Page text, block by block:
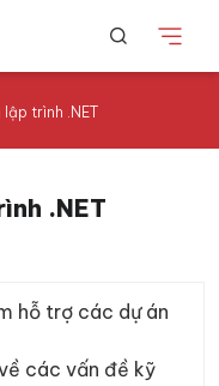
trình .NET
.NET
hỗ trợ các dự án
các vấn đề kỹ